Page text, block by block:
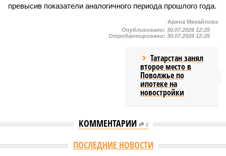
превысив показатели аналогичного периода прошлого года.
Арина Михайлова
Опубликовано: 30.07.2026 12:25
Отредактировано: 30.07.2026 12:25
Татарстан занял
второе место в
Поволжье по
ипотеке на
новостройки
КОММЕНТАРИИ 0
ПОСЛЕДНИЕ НОВОСТИ